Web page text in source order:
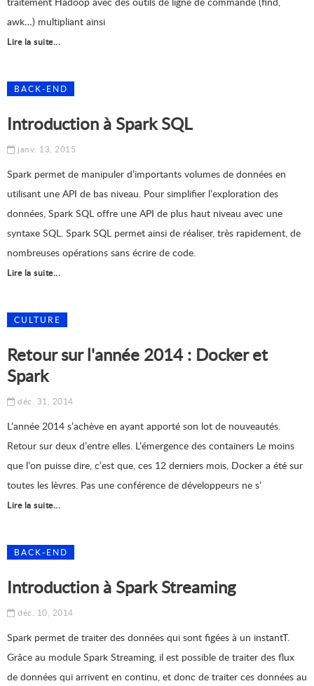
awk…) multipliant ainsi
Lire la suite...
BACK-END
Introduction à Spark SQL
janv. 13, 2015
Spark permet de manipuler d’importants volumes de données en
utilisant une API de bas niveau. Pour simplifier l’exploration des
données, Spark SQL offre une API de plus haut niveau avec une
syntaxe SQL. Spark SQL permet ainsi de réaliser, très rapidement, de
nombreuses opérations sans écrire de code.
Lire la suite...
CULTURE
Retour sur l'année 2014 : Docker et
Spark
déc. 31, 2014
L’année 2014 s’achève en ayant apporté son lot de nouveautés.
Retour sur deux d’entre elles. L’émergence des containers Le moins
que l’on puisse dire, c’est que, ces 12 derniers mois, Docker a été sur
toutes les lèvres. Pas une conférence de développeurs ne s’
Lire la suite...
BACK-END
Introduction à Spark Streaming
déc. 10, 2014
Spark permet de traiter des données qui sont figées à un instantT.
Grâce au module Spark Streaming, il est possible de traiter des flux
de données qui arrivent en continu, et donc de traiter ces données au